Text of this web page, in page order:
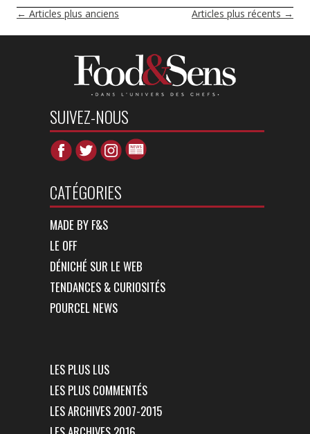
NAVIGATION
DES
← Articles plus anciens Articles plus récents →
SUIVEZ-NOUS
CATÉGORIES
MADE BY F&S
LE OFF
DÉNICHÉ SUR LE WEB
TENDANCES & CURIOSITÉS
POURCEL NEWS
LES PLUS LUS
LES PLUS COMMENTÉS
LES ARCHIVES 2007-2015